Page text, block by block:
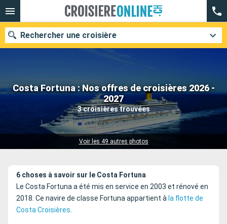
Costa Fortuna : Nos offres de croisières 2026 -
2027
3 croisières trouvées
Voir les 49 autres photos
Rechercher une croisière
Nos destinations
Mois de départ
Compagnies
6 choses à savoir sur le Costa Fortuna
Le Costa Fortuna a été mis en service en 2003 et rénové en
2018. Ce navire de classe Fortuna appartient à la flotte de
Costa Croisières.